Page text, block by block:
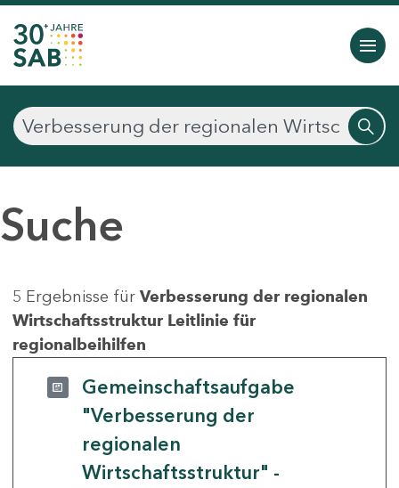
Suche
5 Ergebnisse für Verbesserung der regionalen
Wirtschaftsstruktur Leitlinie für
regionalbeihilfen
Gemeinschaftsaufgabe
"Verbesserung der
regionalen
Wirtschaftsstruktur" -